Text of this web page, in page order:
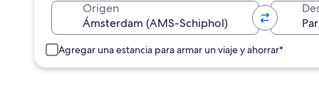
Origen
Agregar una estancia para armar un viaje y ahorrar*